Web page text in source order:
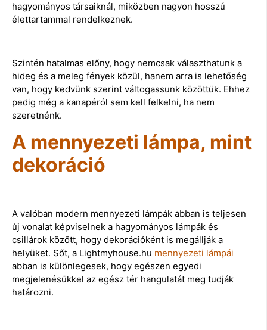
hagyományos társaiknál, miközben nagyon hosszú
élettartammal rendelkeznek.
Szintén hatalmas előny, hogy nemcsak választhatunk a
hideg és a meleg fények közül, hanem arra is lehetőség
van, hogy kedvünk szerint váltogassunk közöttük. Ehhez
pedig még a kanapéról sem kell felkelni, ha nem
szeretnénk.
A mennyezeti lámpa, mint
dekoráció
A valóban modern mennyezeti lámpák abban is teljesen
új vonalat képviselnek a hagyományos lámpák és
csillárok között, hogy dekorációként is megállják a
helyüket. Sőt, a Lightmyhouse.hu mennyezeti lámpái
abban is különlegesek, hogy egészen egyedi
megjelenésükkel az egész tér hangulatát meg tudják
határozni.